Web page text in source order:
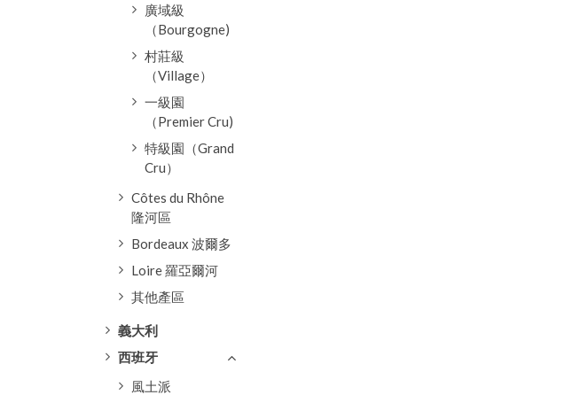
廣域級
（Bourgogne)
村莊級
（Village）
一級園
（Premier Cru)
特級園（Grand
Cru）
Côtes du Rhône
隆河區
Bordeaux 波爾多
Loire 羅亞爾河
其他產區
義大利
西班牙
風土派